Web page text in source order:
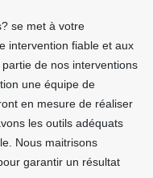
se met à votre
intervention fiable et aux
de nos interventions
une équipe de
en mesure de réaliser
les outils adéquats
Nous maitrisons
garantir un résultat